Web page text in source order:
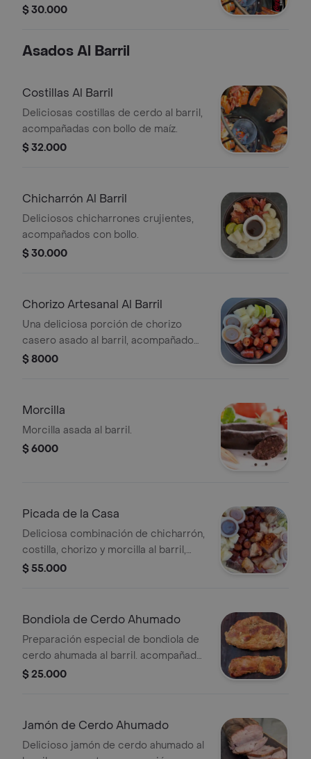
Gaseosa
$ 30.000
Asados Al Barril
Costillas Al Barril
Deliciosas costillas de cerdo al barril,
acompañadas con bollo de maíz.
$ 32.000
Chicharrón Al Barril
Deliciosos chicharrones crujientes,
acompañados con bollo.
$ 30.000
Chorizo Artesanal Al Barril
Una deliciosa porción de chorizo
casero asado al barril, acompañado
de bollo y yuca.
$ 8000
Morcilla
Morcilla asada al barril.
$ 6000
Picada de la Casa
Deliciosa combinación de chicharrón,
costilla, chorizo y morcilla al barril,
acompañada de bollo de maíz y yuca.
$ 55.000
Bondiola de Cerdo Ahumado
Preparación especial de bondiola de
cerdo ahumada al barril. acompañada
con bollo y yuca.
$ 25.000
Jamón de Cerdo Ahumado
Delicioso jamón de cerdo ahumado al